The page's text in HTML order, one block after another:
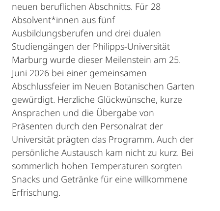
neuen beruflichen Abschnitts. Für 28
Absolvent*innen aus fünf
Ausbildungsberufen und drei dualen
Studiengängen der Philipps-Universität
Marburg wurde dieser Meilenstein am 25.
Juni 2026 bei einer gemeinsamen
Abschlussfeier im Neuen Botanischen Garten
gewürdigt. Herzliche Glückwünsche, kurze
Ansprachen und die Übergabe von
Präsenten durch den Personalrat der
Universität prägten das Programm. Auch der
persönliche Austausch kam nicht zu kurz. Bei
sommerlich hohen Temperaturen sorgten
Snacks und Getränke für eine willkommene
Erfrischung.